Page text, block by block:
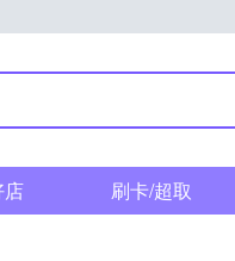
刷卡/超取